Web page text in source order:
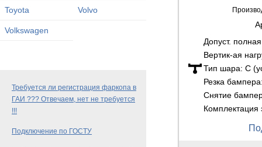
Toyota Volvo
Volkswagen
Требуется ли регистрация фаркопа в
ГАИ ??? Отвечаем, нет не требуется
!!!
Подключение по ГОСТУ
Допуст.
Вертик-ая
Тип шара: C
Резка
Снятие
Комплектация